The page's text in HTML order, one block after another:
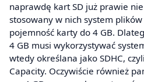
naprawdę kart SD już prawie
stosowany w nich system plików
pojemność karty do 4 GB.
4 GB musi wykorzystywać
wtedy określana jako SDHC,
Capacity. Oczywiście również